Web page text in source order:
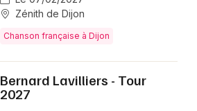
Zénith de Dijon
Chanson française à Dijon
Bernard Lavilliers - Tour
2027